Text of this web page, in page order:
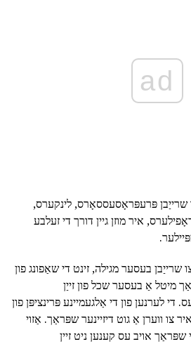
ad
שרייַבן פּרעפּראָסעססאָרס, לינקערס,
איר מוזן גיין דורך די זעלבע
שרייַבן בעסער מגילה, זינט די שאַפונג פון
מיטל אַ בעסער שכל פון זייַן
די לערנען פון די אַלגעמיינע פּרינציפּן פון
צו ווערן אַ גוט דיזיינער שפּראַך. אַזוי
שפּראַך אויב עס קענען ניט זיין